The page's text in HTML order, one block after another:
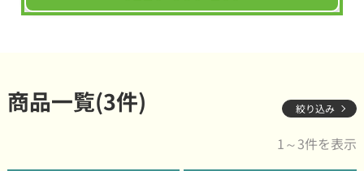
商品一覧(3件) 絞り込み
1～3件を表示